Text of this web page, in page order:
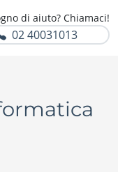
di aiuto? Chiamaci!
02 40031013